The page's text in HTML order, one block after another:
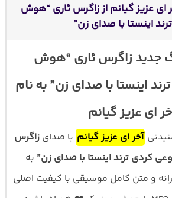
ای عزیز گیانم از زاگرس ئاری “هوش
اینستا با صدای زن”
جدید زاگرس ئاری “هوش
اینستا با صدای زن” به نام
ای عزیز گیانم
آخر ای عزیز گیانم با صدای زاگرس
کردی ترند اینستا با صدای زن” به
و متن کامل موسیقی با کیفیت اصلی